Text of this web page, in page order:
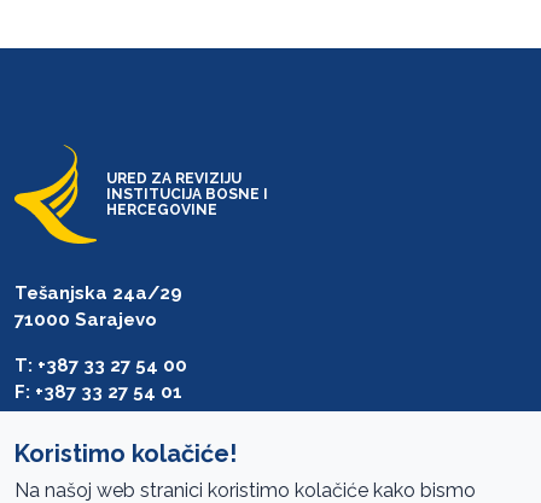
URED ZA REVIZIJU
INSTITUCIJA BOSNE I
HERCEGOVINE
Tešanjska 24a/29
71000 Sarajevo
T: +387 33 27 54 00
F: +387 33 27 54 01
Koristimo kolačiće!
Na našoj web stranici koristimo kolačiće kako bismo